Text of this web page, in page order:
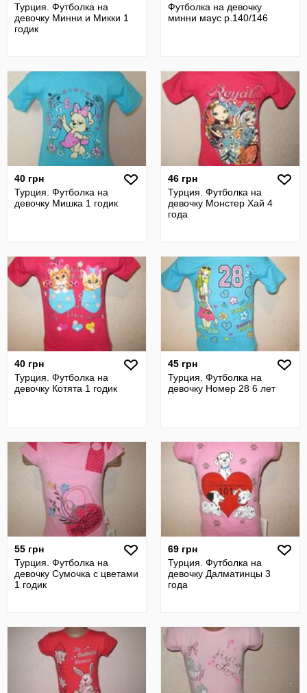
Турция. Футболка на
девочку Минни и Микки 1
годик
Футболка на девочку
минни маус р.140/146
40 грн
Турция. Футболка на
девочку Мишка 1 годик
46 грн
Турция. Футболка на
девочку Монстер Хай 4
года
40 грн
Турция. Футболка на
девочку Котята 1 годик
45 грн
Турция. Футболка на
девочку Номер 28 6 лет
55 грн
Турция. Футболка на
девочку Сумочка с цветами
1 годик
69 грн
Турция. Футболка на
девочку Далматинцы 3
года